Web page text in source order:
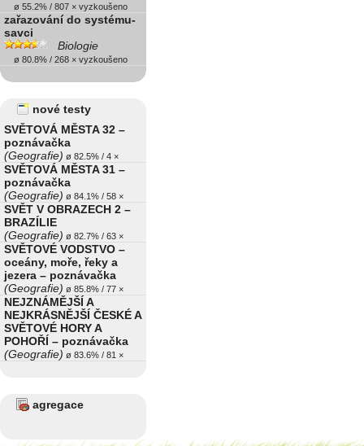
ø 55.2% / 807 × vyzkoušeno
zařazování do systému-
savci
Biologie
ø 80.8% / 268 × vyzkoušeno
nové testy
SVĚTOVÁ MĚSTA 32 –
poznávačka
(Geografie) ø 82.5% / 4 ×
SVĚTOVÁ MĚSTA 31 –
poznávačka
(Geografie) ø 84.1% / 58 ×
SVĚT V OBRAZECH 2 –
BRAZÍLIE
(Geografie) ø 82.7% / 63 ×
SVĚTOVÉ VODSTVO –
oceány, moře, řeky a
jezera – poznávačka
(Geografie) ø 85.8% / 77 ×
NEJZNÁMĚJŠÍ A
NEJKRÁSNĚJŠÍ ČESKÉ A
SVĚTOVÉ HORY A
POHOŘÍ – poznávačka
(Geografie) ø 83.6% / 81 ×
agregace